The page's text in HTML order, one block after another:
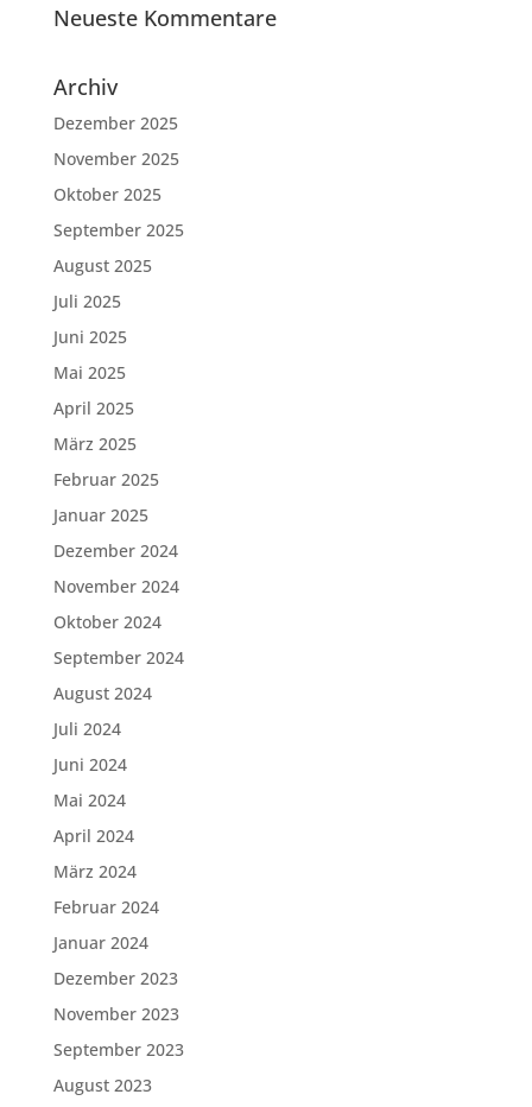
Neueste Kommentare
Archiv
Dezember 2025
November 2025
Oktober 2025
September 2025
August 2025
Juli 2025
Juni 2025
Mai 2025
April 2025
März 2025
Februar 2025
Januar 2025
Dezember 2024
November 2024
Oktober 2024
September 2024
August 2024
Juli 2024
Juni 2024
Mai 2024
April 2024
März 2024
Februar 2024
Januar 2024
Dezember 2023
November 2023
September 2023
August 2023